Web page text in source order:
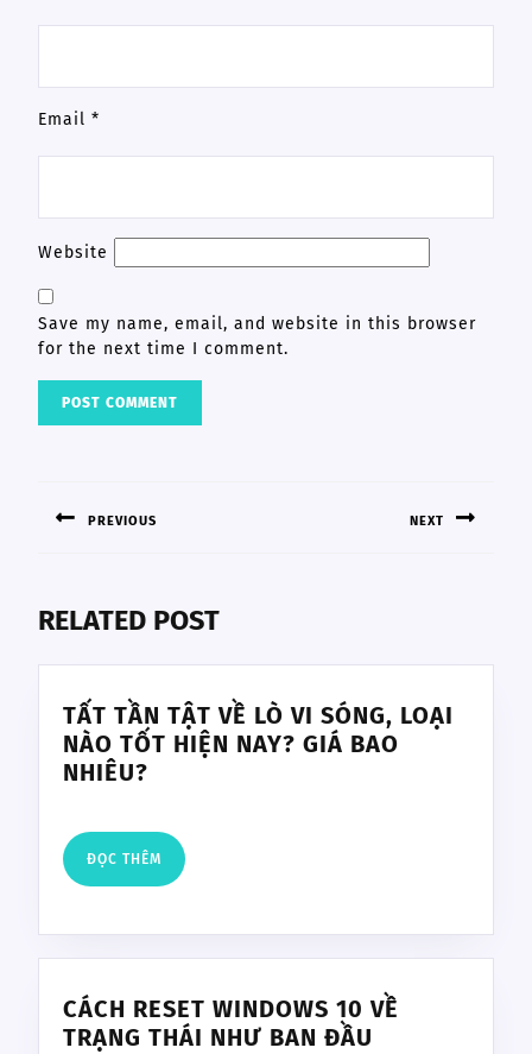
Email *
Website
Save my name, email, and website in this browser
for the next time I comment.
PREVIOUS NEXT
RELATED POST
TẤT TẦN TẬT VỀ LÒ VI SÓNG, LOẠI
NÀO TỐT HIỆN NAY? GIÁ BAO
NHIÊU?
TẬT
VỀ
LÒ
SÓNG,
NÀO
TỐT
ĐỌC THÊM ĐỌC
THÊM
CÁCH RESET WINDOWS 10 VỀ
TRẠNG THÁI NHƯ BAN ĐẦU